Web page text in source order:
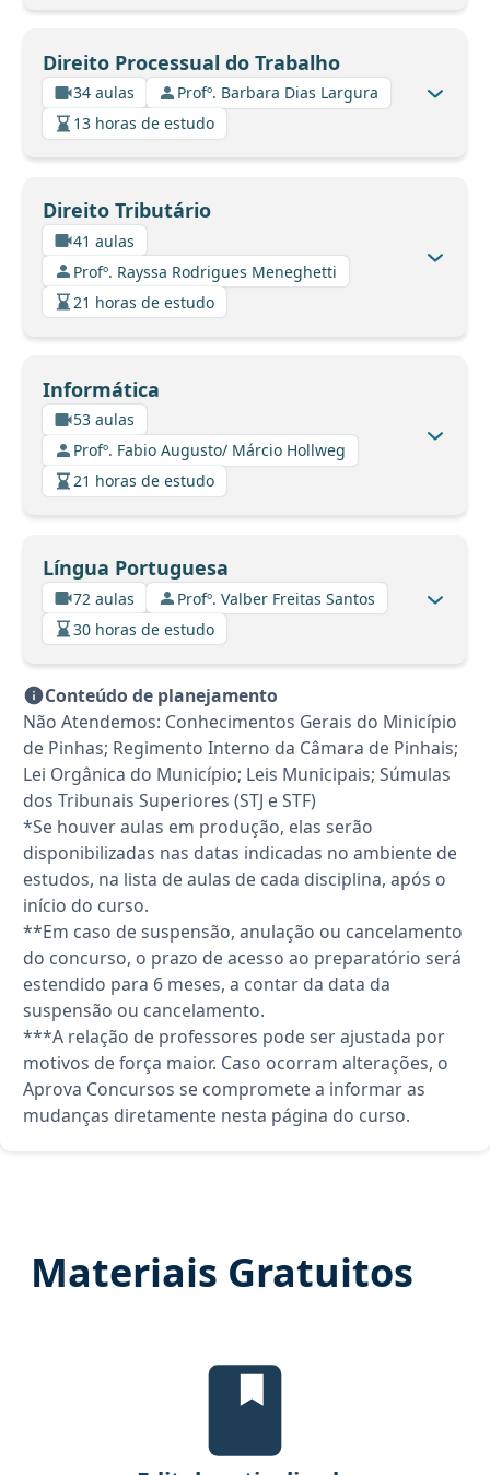
Direito Processual do Trabalho
34 aulas
Profº. Barbara Dias Largura
13 horas de estudo
Direito Tributário
41 aulas
Profº. Rayssa Rodrigues Meneghetti
21 horas de estudo
Informática
53 aulas
Profº. Fabio Augusto/ Márcio Hollweg
21 horas de estudo
Língua Portuguesa
72 aulas
Profº. Valber Freitas Santos
30 horas de estudo
Conteúdo de planejamento
Não Atendemos: Conhecimentos Gerais do Minicípio
de Pinhas; Regimento Interno da Câmara de Pinhais;
Lei Orgânica do Município; Leis Municipais; Súmulas
dos Tribunais Superiores (STJ e STF)
*Se houver aulas em produção, elas serão
disponibilizadas nas datas indicadas no ambiente de
estudos, na lista de aulas de cada disciplina, após o
início do curso.
**Em caso de suspensão, anulação ou cancelamento
do concurso, o prazo de acesso ao preparatório será
estendido para 6 meses, a contar da data da
suspensão ou cancelamento.
***A relação de professores pode ser ajustada por
motivos de força maior. Caso ocorram alterações, o
Aprova Concursos se compromete a informar as
mudanças diretamente nesta página do curso.
Materiais Gratuitos
Edital Verticalizado, material